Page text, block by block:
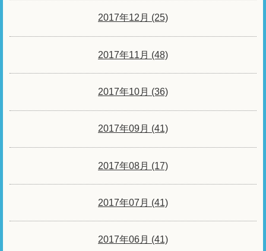
2017年12月 (25)
2017年11月 (48)
2017年10月 (36)
2017年09月 (41)
2017年08月 (17)
2017年07月 (41)
2017年06月 (41)